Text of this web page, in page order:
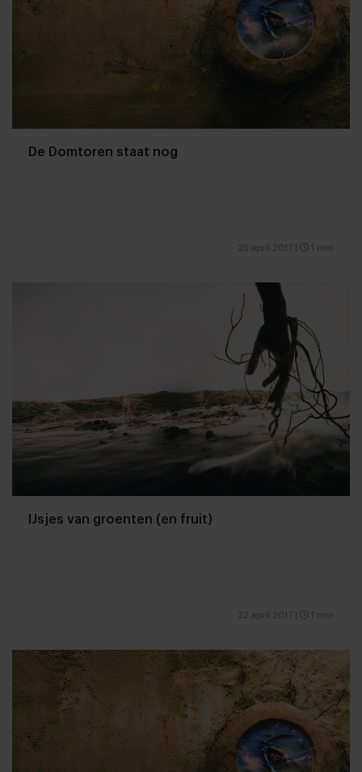
De Domtoren staat nog
25 april 2017 1 min
IJsjes van groenten (en fruit)
22 april 2017 1 min